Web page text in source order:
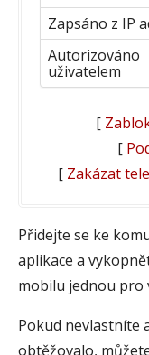
Zapsáno z IP
Autorizováno
uživatelem
[
[
[ Zakázat
Přidejte se ke
aplikace a
mobilu jednou pro
Pokud nevlastníte
obtěžovalo,